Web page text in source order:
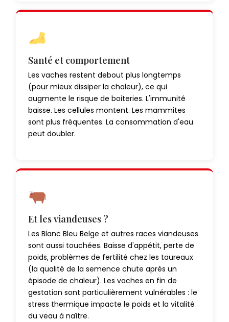
Santé et comportement
Les vaches restent debout plus longtemps
(pour mieux dissiper la chaleur), ce qui
augmente le risque de boiteries. L'immunité
baisse. Les cellules montent. Les mammites
sont plus fréquentes. La consommation d'eau
peut doubler.
Et les viandeuses ?
Les Blanc Bleu Belge et autres races viandeuses
sont aussi touchées. Baisse d'appétit, perte de
poids, problèmes de fertilité chez les taureaux
(la qualité de la semence chute après un
épisode de chaleur). Les vaches en fin de
gestation sont particulièrement vulnérables : le
stress thermique impacte le poids et la vitalité
du veau à naître.